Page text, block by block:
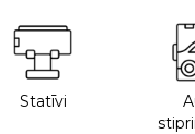
Statīvi